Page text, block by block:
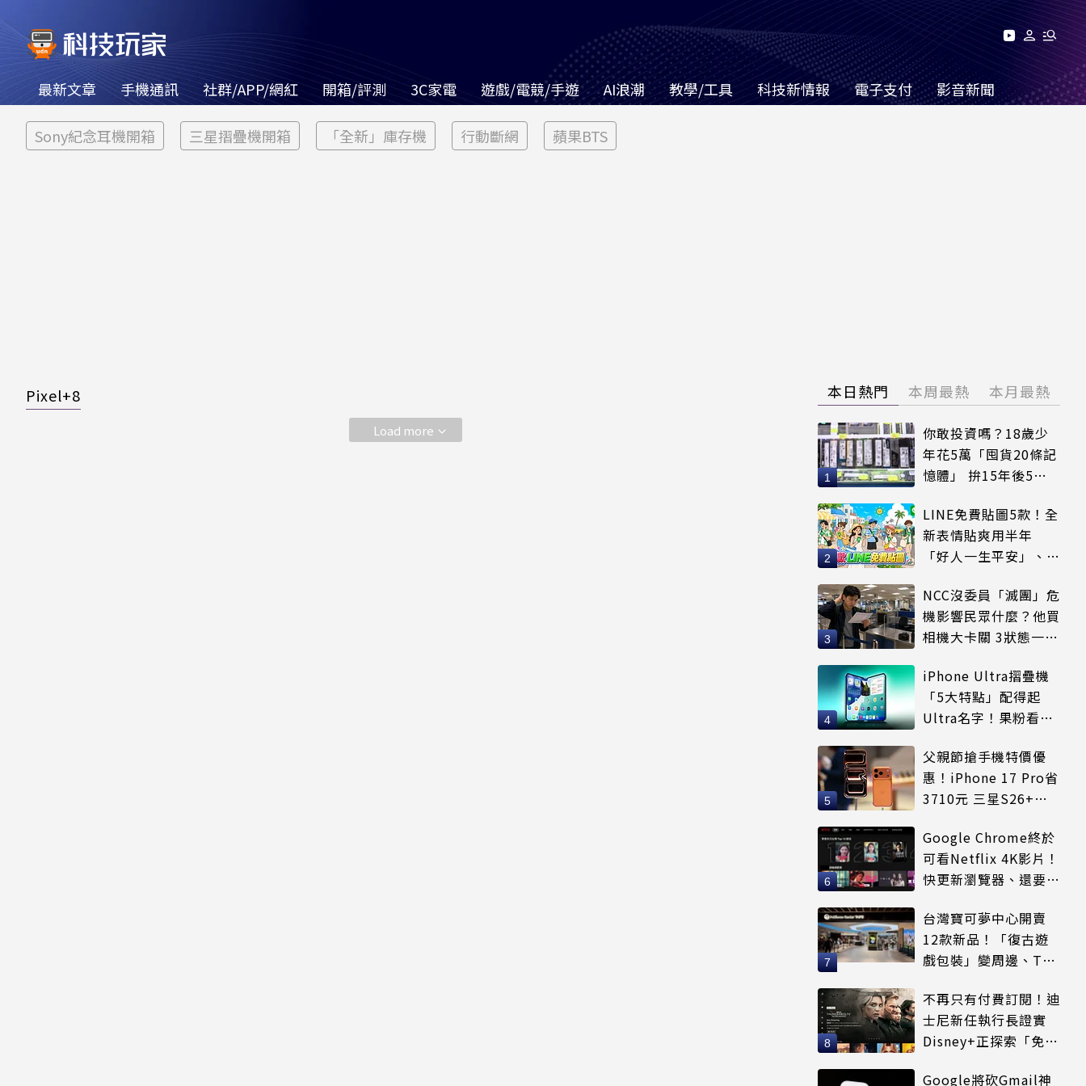
最新文章 手機通訊 社群/APP/網紅 開箱/評測 3C家電 遊戲/電競/手遊 AI浪潮 教學/工具 科技新情報 電子支付 影音新聞
Sony紀念耳機開箱 三星摺疊機開箱 「全新」庫存機 行動斷網 蘋果BTS
Pixel+8
Load more
本日熱門 本周最熱 本月最熱
你敢投資嗎？18歲少
年花5萬「囤貨20條記
憶體」 拚15年後5倍
LINE免費貼圖5款！全
新表情貼爽用半年
「好人一生平安」、
NCC沒委員「滅團」危
機影響民眾什麼？他買
相機大卡關 3狀態一同
iPhone Ultra摺疊機
「5大特點」配得起
Ultra名字！果粉看完
父親節搶手機特價優
惠！iPhone 17 Pro省
3710元 三星S26+狂
Google Chrome終於
可看Netflix 4K影片！
快更新瀏覽器、還要符
台灣寶可夢中心開賣
12款新品！「復古遊
戲包裝」變周邊、T恤
不再只有付費訂閱！迪
士尼新任執行長證實
Disney+正探索「免費
Google將砍Gmail神